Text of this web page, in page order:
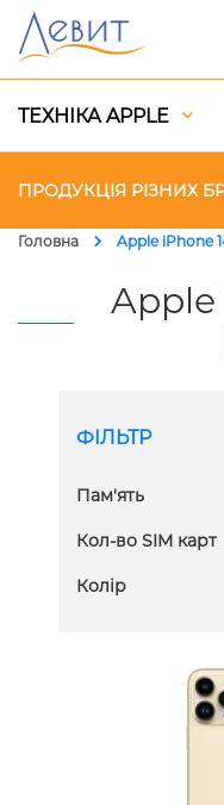
ТЕХНІКА APPLE
ПРОДУКЦІЯ РІЗНИХ
Головна Apple iPhone
Apple
ФІЛЬТР
Пам'ять
128 GB
512 GB
Кол-во SIM карт
2 eSIM
Колір